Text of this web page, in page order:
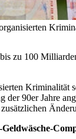
zu 100
Kriminalität
der 90er Jahre